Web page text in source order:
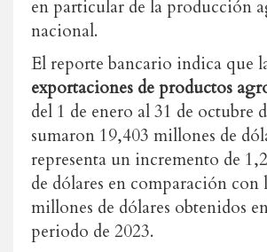
en particular de la producción
nacional.
El reporte bancario indica que
exportaciones de productos
del 1 de enero al 31 de octubre
sumaron 19,403 millones de
representa un incremento de
de dólares en comparación con
millones de dólares obtenidos
periodo de 2023.